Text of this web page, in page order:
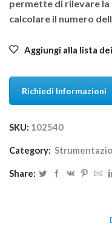
permette di rilevare la
calcolare il numero
Aggiungi alla lista
Richiedi Informazioni
SKU: 102540
Category:
Share: